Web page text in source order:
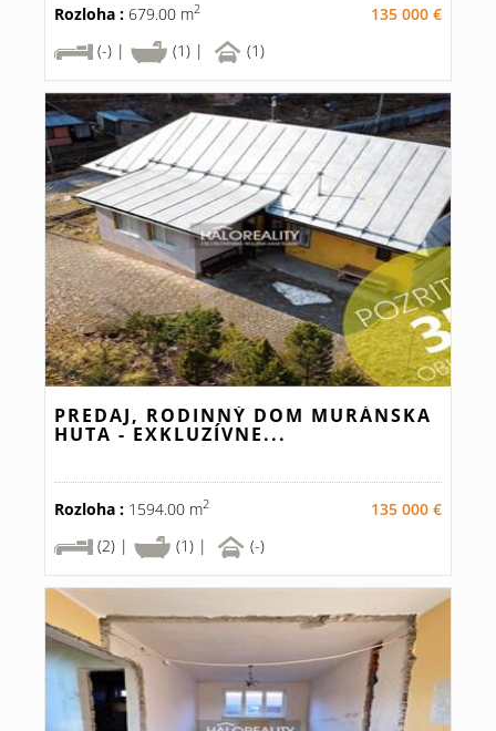
Rozloha : 679.00 m2
135 000 €
(-) |
(1) | (1)
PREDAJ, RODINNÝ DOM MURÁNSKA
HUTA - EXKLUZÍVNE...
Rozloha : 1594.00 m2
135 000 €
(2) |
(1) | (-)